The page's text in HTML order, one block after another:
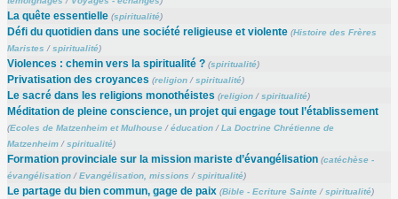
La quête essentielle (spiritualité)
Défi du quotidien dans une société religieuse et violente (Histoire des Frères
Maristes /spiritualité)
Violences : chemin vers la spiritualité ? (spiritualité)
Privatisation des croyances (religion/spiritualité)
Le sacré dans les religions monothéistes (religion/ spiritualité)
Méditation de pleine conscience, un projet qui engage tout l’établissement
(Ecoles de Matzenheim et Mulhouse/éducation/La Doctrine Chrétienne de
Matzenheim/spiritualité)
Formation provinciale sur la mission mariste d’évangélisation (catéchèse -
évangélisation/Evangélisation, missions / spiritualité)
Le partage du bien commun, gage de paix (Bible - Ecriture Sainte/spiritualité)